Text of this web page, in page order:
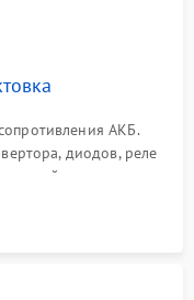
АКБ.
диодов, реле
поиск вздутых
плате.